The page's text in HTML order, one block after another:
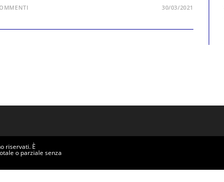
30/03/2021
riservati. È
o parziale senza